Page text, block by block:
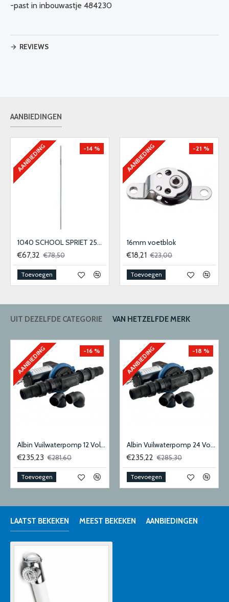
-past in inbouwastje 484230
REVIEWS
AANBIEDINGEN
AANBIEDING -14 %
1040 SCHOOL SPRIET 25MM
€67,32 €78,50
Toevoegen
AANBIEDING -21 %
16mm voetblok
€18,21 €23,00
Toevoegen
UIT DEZELFDE CATEGORIE VAN HETZELFDE MERK
AANBIEDING -16 %
Albin Vuilwaterpomp 12 Volt 28 Liter
€235,23 €281,60
Toevoegen
AANBIEDING -18 %
Albin Vuilwaterpomp 24 Volt 28 Liter
€235,22 €285,30
Toevoegen
LAATST BEKEKEN MEEST BEKEKEN AANBIEDINGEN